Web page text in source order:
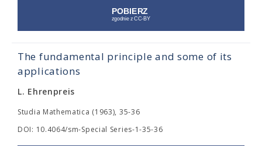
The fundamental principle and some of its
applications
L. Ehrenpreis
Studia Mathematica (1963), 35-36
DOI: 10.4064/sm-Special Series-1-35-36